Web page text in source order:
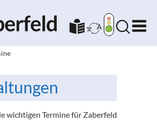
wichtigen Termine für Zaberfeld